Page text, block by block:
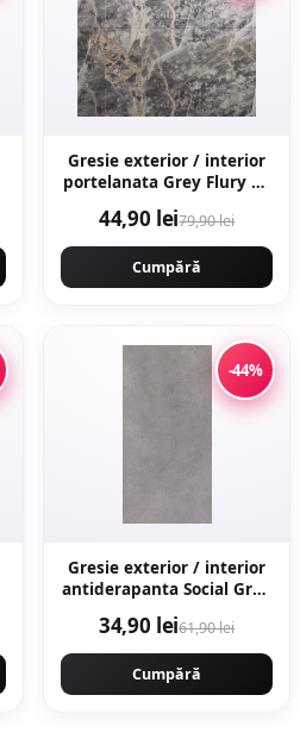
Gresie exterior / interior
portelanata Grey Flury 60
rectificata tip marmura
44,90 lei79,90 lei
Cumpără
-44%
Gresie exterior / interior
antiderapanta Social Grey
ciment
34,90 lei61,90 lei
Cumpără